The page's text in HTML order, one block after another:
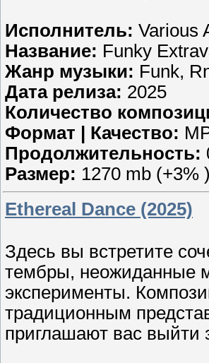
Исполнитель: Various
Название: Funky
Жанр музыки: Funk,
Дата релиза: 2025
Количество
Формат | Качество:
Продолжительность:
Размер: 1270 mb (+3% )
Ethereal Dance (2025)
Здесь вы встретите
тембры, неожиданные
эксперименты.
традиционным
приглашают вас выйти